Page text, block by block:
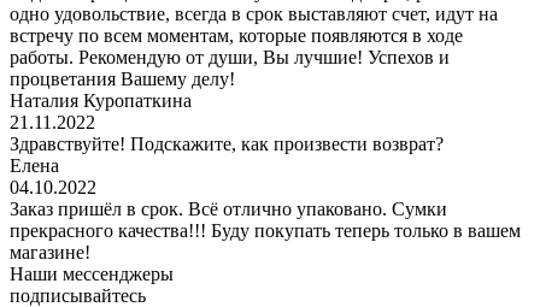
одно удовольствие, всегда в срок выставляют счет, идут на
встречу по всем моментам, которые появляются в ходе
работы. Рекомендую от души, Вы лучшие! Успехов и
процветания Вашему делу!
Наталия Куропаткина
21.11.2022
Здравствуйте! Подскажите, как произвести возврат?
Елена
04.10.2022
Заказ пришёл в срок. Всё отлично упаковано. Сумки
прекрасного качества!!! Буду покупать теперь только в вашем
магазине!
Наши мессенджеры
подписывайтесь